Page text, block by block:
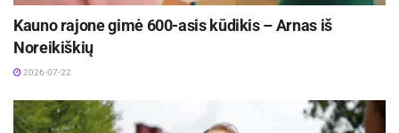
Kauno rajone gimė 600-asis kūdikis – Arnas iš
Noreikiškių
2026-07-22